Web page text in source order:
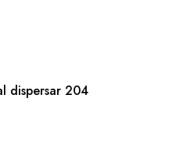
dispersar 204